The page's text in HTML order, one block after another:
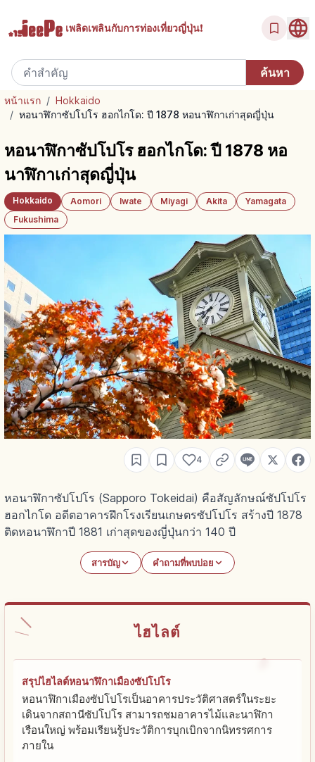
เพลิดเพลินกับการท่องเที่ยวญี่ปุ่น!
หน้าแรก / Hokkaido
/ หอนาฬิกาซัปโปโร ฮอกไกโด: ปี 1878 หอนาฬิกาเก่าสุดญี่ปุ่น
หอนาฬิกาซัปโปโร ฮอกไกโด: ปี 1878 หอ
นาฬิกาเก่าสุดญี่ปุ่น
Hokkaido Aomori Iwate Miyagi Akita
Yamagata
Fukushima
4
หอนาฬิกาซัปโปโร (Sapporo Tokeidai) คือสัญลักษณ์ซัปโปโร
ฮอกไกโด อดีตอาคารฝึกโรงเรียนเกษตรซัปโปโร สร้างปี 1878
ติดหอนาฬิกาปี 1881 เก่าสุดของญี่ปุ่นกว่า 140 ปี
สารบัญ คำถามที่พบบ่อย
ไฮไลต์
สรุปไฮไลต์หอนาฬิกาเมืองซัปโปโร
หอนาฬิกาเมืองซัปโปโรเป็นอาคารประวัติศาสตร์ในระยะ
เดินจากสถานีซัปโปโร สามารถชมอาคารไม้และนาฬิกา
เรือนใหญ่ พร้อมเรียนรู้ประวัติการบุกเบิกจากนิทรรศการ
ภายใน